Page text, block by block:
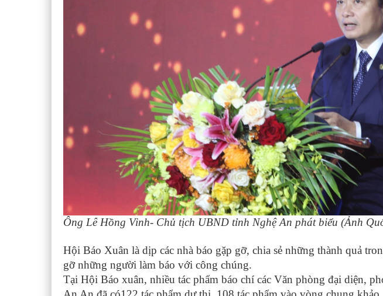
Ông Lê Hồng Vinh- Chủ tịch UBND tỉnh Nghệ An phát biểu (Ảnh
Hội Báo Xuân là dịp các nhà báo gặp gỡ, chia sẻ những thành quả
gỡ những người làm báo với công chúng.
Tại Hội Báo xuân, nhiều tác phẩm báo chí các Văn phòng đại diện,